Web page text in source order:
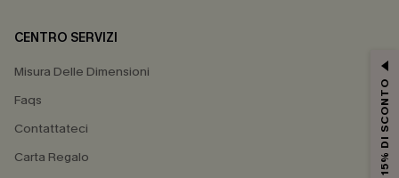
CENTRO SERVIZI
Misura Delle Dimensioni
Faqs
Contattateci
Carta Regalo
15% DI SCONTO